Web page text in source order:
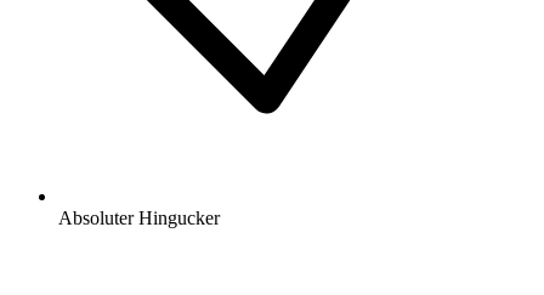
Absoluter Hingucker